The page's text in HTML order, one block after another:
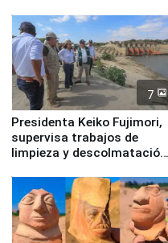
7
Presidenta Keiko Fujimori,
supervisa trabajos de
limpieza y descolmatación